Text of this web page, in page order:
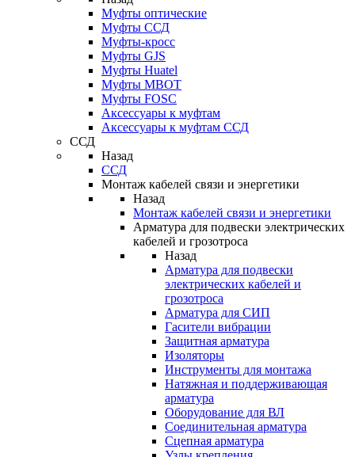
Муфты оптические
Муфты ССД
Муфты-кросс
Муфты GJS
Муфты Huatel
Муфты МВОТ
Муфты FOSC
Аксессуары к муфтам
Аксессуары к муфтам ССД
ССД
Назад
ССД
Монтаж кабелей связи и энергетики
Назад
Монтаж кабелей связи и энергетики
Арматура для подвески электрических
кабелей и грозотроса
Назад
Арматура для подвески
электрических кабелей и
грозотроса
Арматура для СИП
Гасители вибрации
Защитная арматура
Изоляторы
Инструменты для монтажа
Натяжная и поддерживающая
арматура
Оборудование для ВЛ
Соединительная арматура
Сцепная арматура